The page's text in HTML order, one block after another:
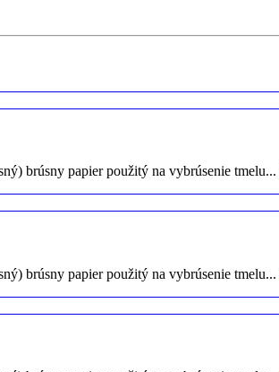
brúsny papier použitý na vybrúsenie tmelu...
brúsny papier použitý na vybrúsenie tmelu...